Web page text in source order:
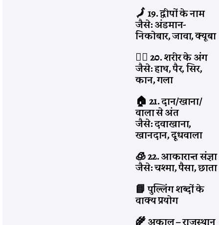
🗾 19. द्वीपों के नाम
जैसे: अंडमान-
निकोबार, जावा, क्यूबा
🧍‍♂️ 20. शरीर के अंग
जैसे: हाथ, पैर, सिर,
कान, गला
🏠 21. दान/खाना/
वाला से अंत
जैसे: दवाखाना,
खानदान, दूधवाला
🧊 22. आकारान्त संज्ञा
जैसे: चश्मा, पैसा, छाता
📘 पुल्लिंग शब्दों के
वाक्य प्रयोग
🌾 अकाल – राजस्थान